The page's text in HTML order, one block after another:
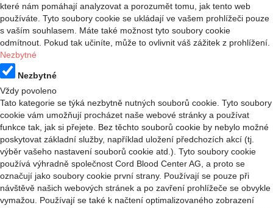
které nám pomáhají analyzovat a porozumět tomu, jak tento web
používáte. Tyto soubory cookie se ukládají ve vašem prohlížeči pouze
s vaším souhlasem. Máte také možnost tyto soubory cookie
odmítnout. Pokud tak učiníte, může to ovlivnit váš zážitek z prohlížení.
Nezbytné
Nezbytné
Vždy povoleno
Tato kategorie se týká nezbytně nutných souborů cookie. Tyto soubory
cookie vám umožňují procházet naše webové stránky a používat
funkce tak, jak si přejete. Bez těchto souborů cookie by nebylo možné
poskytovat základní služby, například uložení předchozích akcí (tj.
výběr vašeho nastavení souborů cookie atd.). Tyto soubory cookie
používá výhradně společnost Cord Blood Center AG, a proto se
označují jako soubory cookie první strany. Používají se pouze při
návštěvě našich webových stránek a po zavření prohlížeče se obvykle
vymažou. Používají se také k načtení optimalizovaného zobrazení